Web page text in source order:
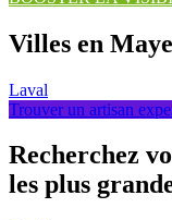
Villes en
Laval
Trouver un artisan
Recherchez
les plus